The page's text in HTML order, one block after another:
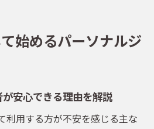
ナルジムで得られる効果と
で実現する無理のない体づ
始めるパーソナルジ
安心できる理由を解説
利用する方が不安を感じる主な